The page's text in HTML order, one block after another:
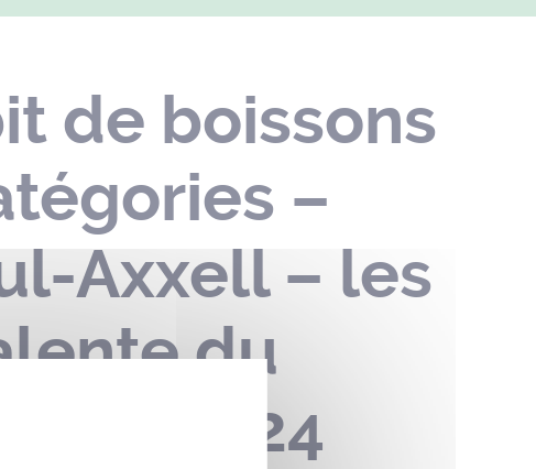
de boissons
–
Axxell – les
du
2024